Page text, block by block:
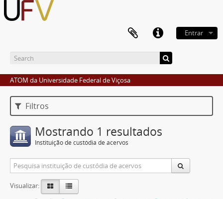
Entrar
ATOM da Universidade Federal de Viçosa
Filtros
Mostrando 1 resultados
Instituição de custódia de acervos
Visualizar: